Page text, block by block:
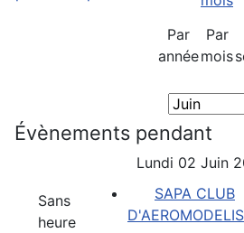
Par
année
Par
mois
Évènements pendant
Lundi 02 Juin
Sans
heure
SAPA CLUB